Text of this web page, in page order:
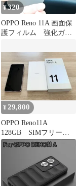
¥320
OPPO Reno 11A 画面保
護フィルム 強化ガラ
¥ 29,800
OPPO Reno11A
128GB SIMフリー
コーラルパープル 美